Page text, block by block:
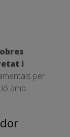
i
per
amb